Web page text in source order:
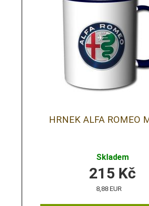
HRNEK ALFA ROMEO
Skladem
215 Kč
8,88 EUR